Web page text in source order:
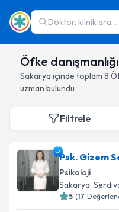
Doktor, klinik ara...
Öfke
Sakarya içinde toplam 8
uzman bulundu
Filtrele
Psk. Gizem
Psikoloji
Sakarya,
5 (17